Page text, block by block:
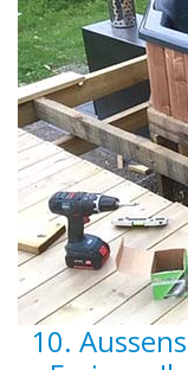
10.